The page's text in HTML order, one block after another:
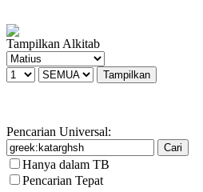
Tampilkan Alkitab
Pencarian Universal:
Hanya dalam TB
Pencarian Tepat